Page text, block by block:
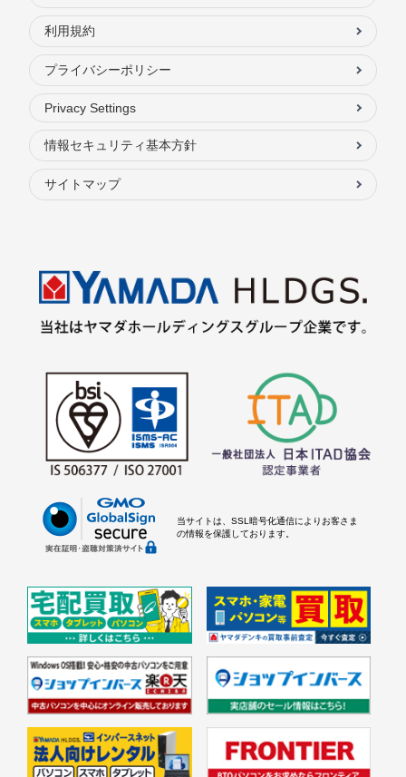
利用規約
プライバシーポリシー
Privacy Settings
情報セキュリティ基本方針
サイトマップ
当サイトは、SSL暗号化通信によりお客さま
の情報を保護しております。